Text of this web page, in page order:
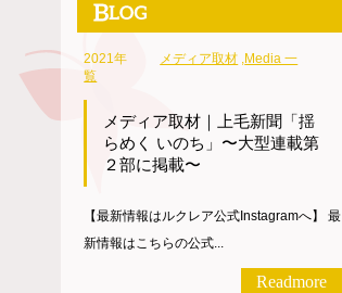
2021年 メディア取材 ,Media 一
覧
メディア取材｜上毛新聞「揺
らめく いのち」〜大型連載第
２部に掲載〜
【最新情報はルクレア公式Instagramへ】 最
新情報はこちらの公式...
Readmore